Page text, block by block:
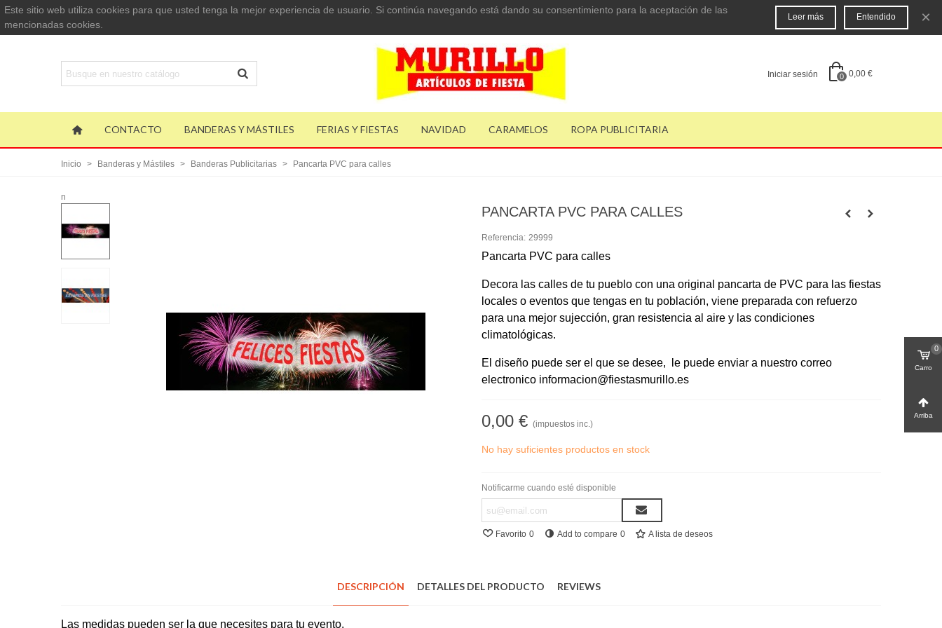
Este sitio web utiliza cookies para que usted tenga la mejor experiencia de usuario. Si continúa navegando está dando su consentimiento para la aceptación de las
mencionadas cookies.
Leer más Entendido ×
Iniciar sesión 0 0,00 €
CONTACTO BANDERAS Y MÁSTILES FERIAS Y FIESTAS NAVIDAD CARAMELOS ROPA PUBLICITARIA
Inicio > Banderas y Mástiles > Banderas Publicitarias > Pancarta PVC para calles
n
PANCARTA PVC PARA CALLES
Referencia: 29999
Pancarta PVC para calles
Decora las calles de tu pueblo con una original pancarta de PVC para las fiestas
locales o eventos que tengas en tu población, viene preparada con refuerzo
para una mejor sujección, gran resistencia al aire y las condiciones
climatológicas.
El diseño puede ser el que se desee, le puede enviar a nuestro correo
electronico informacion@fiestasmurillo.es
0,00 € (impuestos inc.)
No hay suficientes productos en stock
Notificarme cuando esté disponible
Favorito 0 Add to compare 0 A lista de deseos
DESCRIPCIÓN DETALLES DEL PRODUCTO REVIEWS
Las medidas pueden ser la que necesites para tu evento.
Carro
0
Arriba